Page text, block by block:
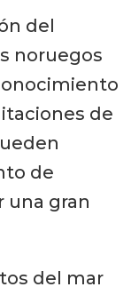
del
noruegos
de
de
una gran
del mar